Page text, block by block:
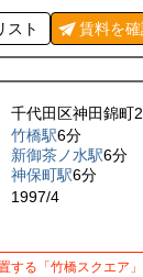
スト 賃料を
千代田区神田錦町
竹橋駅6分
新御茶ノ水駅6分
神保町駅6分
1997/4
する「竹橋スクエア